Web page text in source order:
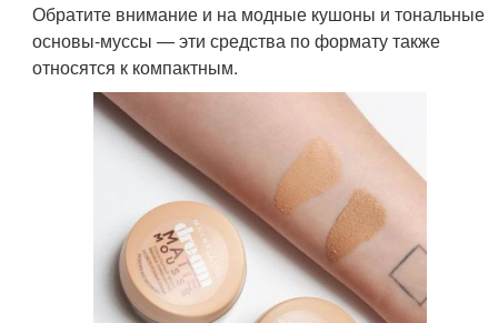
Обратите внимание и на модные кушоны и тональные
основы-муссы — эти средства по формату также
относятся к компактным.